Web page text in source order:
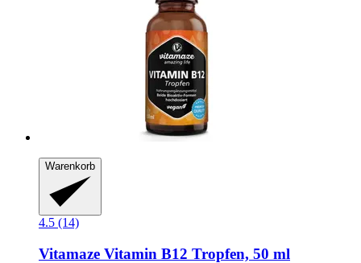
Warenkorb
4.5 (14)
Vitamaze Vitamin B12 Tropfen, 50 ml